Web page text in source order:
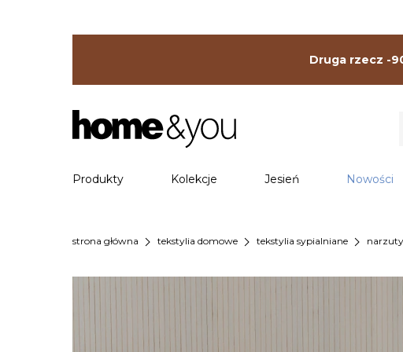
Druga rzecz -
Produkty Kolekcje Jesień Nowości
strona główna chevron_right tekstylia domowe chevron_right tekstylia sypialniane chevron_right narzuty